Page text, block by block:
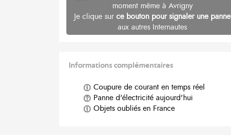
moment même à Avrigny
Je clique sur ce bouton pour signaler une panne
aux autres Internautes
Informations complémentaires
Coupure de courant en temps réel
Panne d'électricité aujourd'hui
Objets oubliés en France